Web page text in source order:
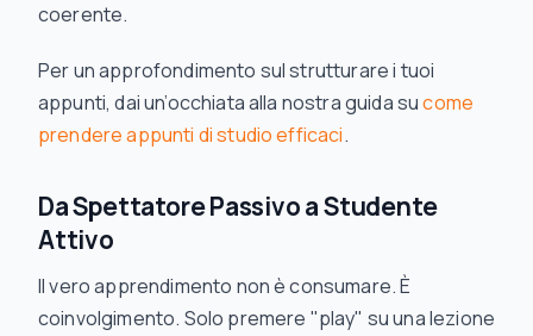
coerente.
Per un approfondimento sul strutturare i tuoi
appunti, dai un’occhiata alla nostra guida sucome
prendere appunti di studio efficaci.
Da Spettatore Passivo a Studente
Attivo
Il vero apprendimento non è consumare. È
coinvolgimento. Solo premere "play" su una lezione